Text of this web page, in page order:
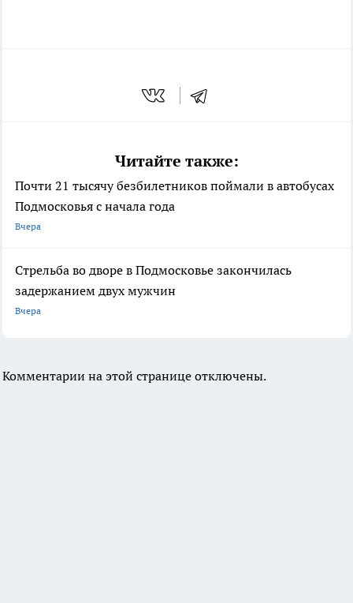
Читайте также:
Почти 21 тысячу безбилетников поймали в автобусах
Подмосковья с начала года
Вчера
Стрельба во дворе в Подмосковье закончилась
задержанием двух мужчин
Вчера
Комментарии на этой странице отключены.